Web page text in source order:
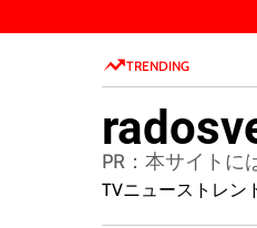
k
TRENDING
PR：本サイトに
TVニューストレン